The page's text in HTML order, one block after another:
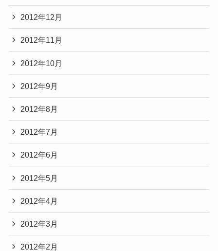
2012年12月
2012年11月
2012年10月
2012年9月
2012年8月
2012年7月
2012年6月
2012年5月
2012年4月
2012年3月
2012年2月